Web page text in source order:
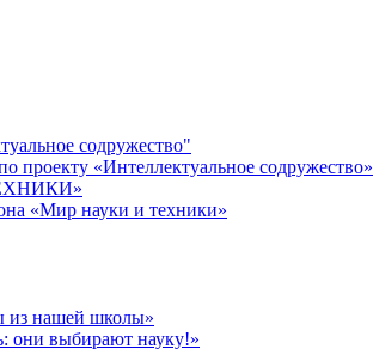
содружество"
проекту «Интеллектуальное содружество»
«Мир науки и техники»
из нашей школы»
они выбирают науку!»